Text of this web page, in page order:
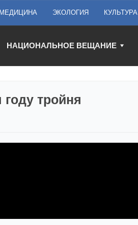
МЕДИЦИНА ЭКОЛОГИЯ КУЛЬТУРА
НАЦИОНАЛЬНОЕ ВЕЩАНИЕ
тройня